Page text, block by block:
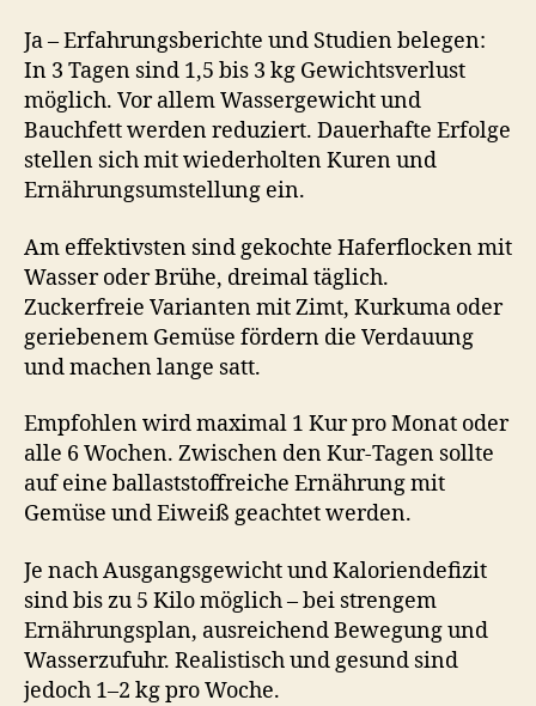
Ja – Erfahrungsberichte und Studien belegen:
In 3 Tagen sind 1,5 bis 3 kg Gewichtsverlust
möglich. Vor allem Wassergewicht und
Bauchfett werden reduziert. Dauerhafte Erfolge
stellen sich mit wiederholten Kuren und
Ernährungsumstellung ein.
Am effektivsten sind gekochte Haferflocken mit
Wasser oder Brühe, dreimal täglich.
Zuckerfreie Varianten mit Zimt, Kurkuma oder
geriebenem Gemüse fördern die Verdauung
und machen lange satt.
Empfohlen wird maximal 1 Kur pro Monat oder
alle 6 Wochen. Zwischen den Kur-Tagen sollte
auf eine ballaststoffreiche Ernährung mit
Gemüse und Eiweiß geachtet werden.
Je nach Ausgangsgewicht und Kaloriendefizit
sind bis zu 5 Kilo möglich – bei strengem
Ernährungsplan, ausreichend Bewegung und
Wasserzufuhr. Realistisch und gesund sind
jedoch 1–2 kg pro Woche.